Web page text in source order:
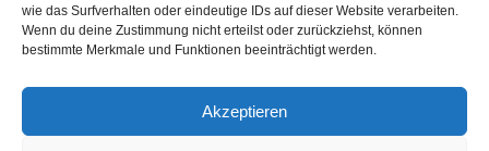
wie das Surfverhalten oder eindeutige IDs auf dieser Website verarbeiten.
Wenn du deine Zustimmung nicht erteilst oder zurückziehst, können
bestimmte Merkmale und Funktionen beeinträchtigt werden.
Akzeptieren